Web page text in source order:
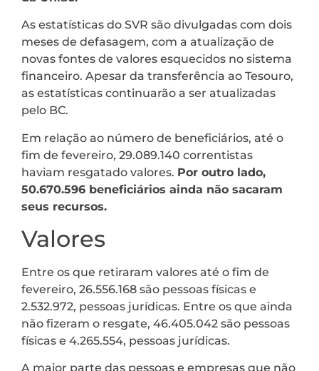
As estatísticas do SVR são divulgadas com dois
meses de defasagem, com a atualização de
novas fontes de valores esquecidos no sistema
financeiro. Apesar da transferência ao Tesouro,
as estatísticas continuarão a ser atualizadas
pelo BC.
Em relação ao número de beneficiários, até o
fim de fevereiro, 29.089.140 correntistas
haviam resgatado valores. Por outro lado,
50.670.596 beneficiários ainda não sacaram
seus recursos.
Valores
Entre os que retiraram valores até o fim de
fevereiro, 26.556.168 são pessoas físicas e
2.532.972, pessoas jurídicas. Entre os que ainda
não fizeram o resgate, 46.405.042 são pessoas
físicas e 4.265.554, pessoas jurídicas.
A maior parte das pessoas e empresas que não